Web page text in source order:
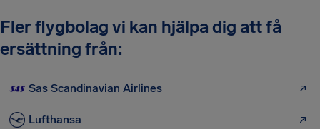
Fler flygbolag vi kan hjälpa dig att få
ersättning från:
Sas Scandinavian Airlines
Lufthansa